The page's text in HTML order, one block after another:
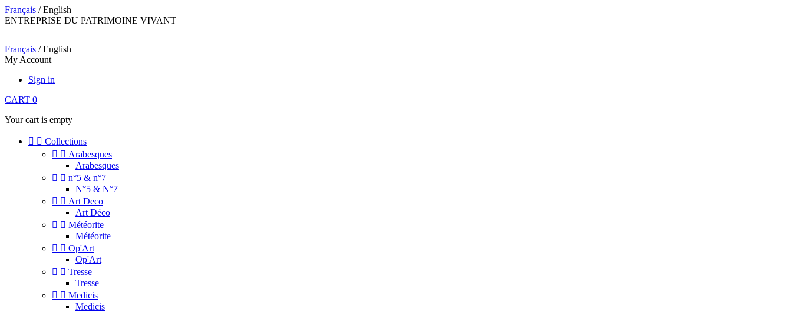
Français / English
ENTREPRISE DU PATRIMOINE VIVANT
Français / English
My Account
Sign in
CART 0
Your cart is empty
  Collections
  Arabesques
Arabesques
  n°5 & n°7
N°5 & N°7
  Art Deco
Art Déco
  Météorite
Météorite
  Op'Art
Op'Art
  Tresse
Tresse
  Medicis
Medicis